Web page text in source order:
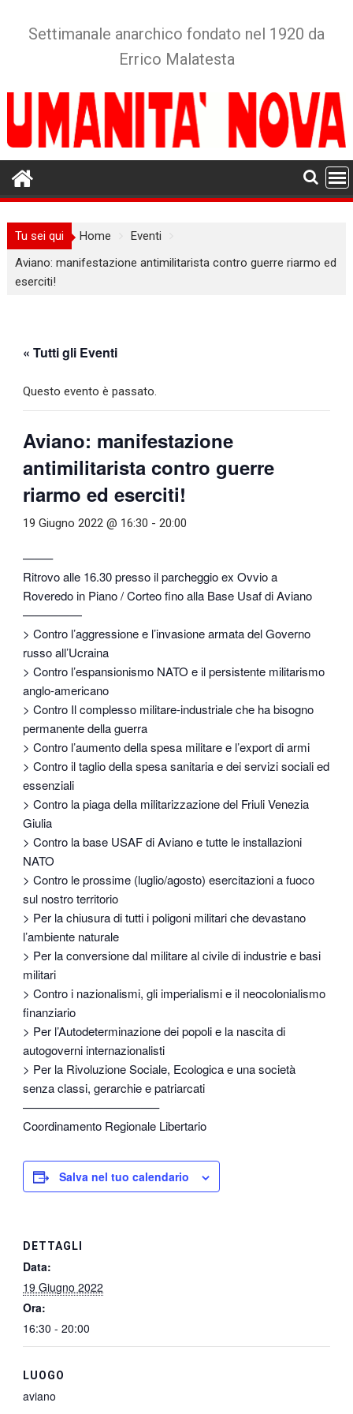
Settimanale anarchico fondato nel 1920 da
Errico Malatesta
Tu sei qui Home
Eventi
Aviano: manifestazione antimilitarista contro guerre riarmo ed
eserciti!
« Tutti gli Eventi
Questo evento è passato.
Aviano: manifestazione
antimilitarista contro guerre
riarmo ed eserciti!
19 Giugno 2022 @ 16:30 -20:00
——–
Ritrovo alle 16.30 presso il parcheggio ex Ovvio a
Roveredo in Piano / Corteo fino alla Base Usaf di Aviano
—————
> Contro l’aggressione e l’invasione armata del Governo
russo all’Ucraina
> Contro l’espansionismo NATO e il persistente militarismo
anglo-americano
> Contro Il complesso militare-industriale che ha bisogno
permanente della guerra
> Contro l’aumento della spesa militare e l’export di armi
> Contro il taglio della spesa sanitaria e dei servizi sociali ed
essenziali
> Contro la piaga della militarizzazione del Friuli Venezia
Giulia
> Contro la base USAF di Aviano e tutte le installazioni
NATO
> Contro le prossime (luglio/agosto) esercitazioni a fuoco
sul nostro territorio
> Per la chiusura di tutti i poligoni militari che devastano
l’ambiente naturale
> Per la conversione dal militare al civile di industrie e basi
militari
> Contro i nazionalismi, gli imperialismi e il neocolonialismo
finanziario
> Per l’Autodeterminazione dei popoli e la nascita di
autogoverni internazionalisti
> Per la Rivoluzione Sociale, Ecologica e una società
senza classi, gerarchie e patriarcati
———————————–
Coordinamento Regionale Libertario
Salva nel tuo calendario
DETTAGLI
Data:
19 Giugno 2022
Ora:
16:30 - 20:00
LUOGO
aviano